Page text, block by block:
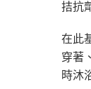
拮抗
在此
穿著
時沐